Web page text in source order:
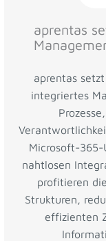
aprentas
aprentas
integriertes
Microsoft-365-
nahtlosen
profitieren
Strukturen,
effizienten